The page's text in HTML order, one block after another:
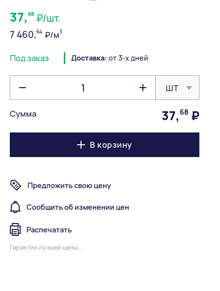
37, 68 ₽/шт.
7 460,64 ₽/м3
Под заказ Доставка: от 3-х дней
шт
Сумма 37, 68 ₽
В корзину
Предложить свою цену
Сообщить об изменении цен
Распечатать
Гарантия лучшей цены. .